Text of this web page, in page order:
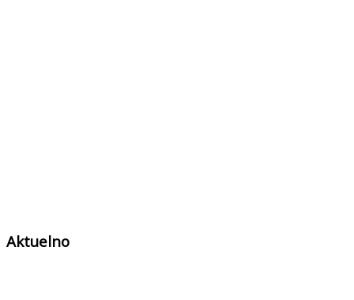
Aktuelno